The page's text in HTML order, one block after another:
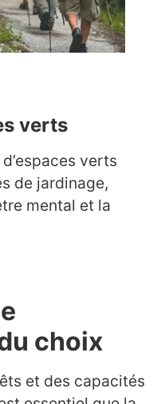
verts
verts
de jardinage,
mental et la
choix
et des capacités